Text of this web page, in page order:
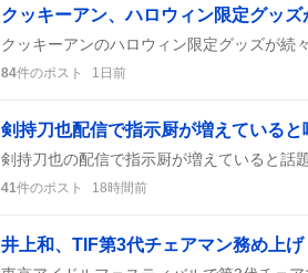
クッキーアン、ハロウィン限定グッ
84件のポスト 1日前
41件のポスト 18時間前
井上和、TIF第3代チェアマン務め上